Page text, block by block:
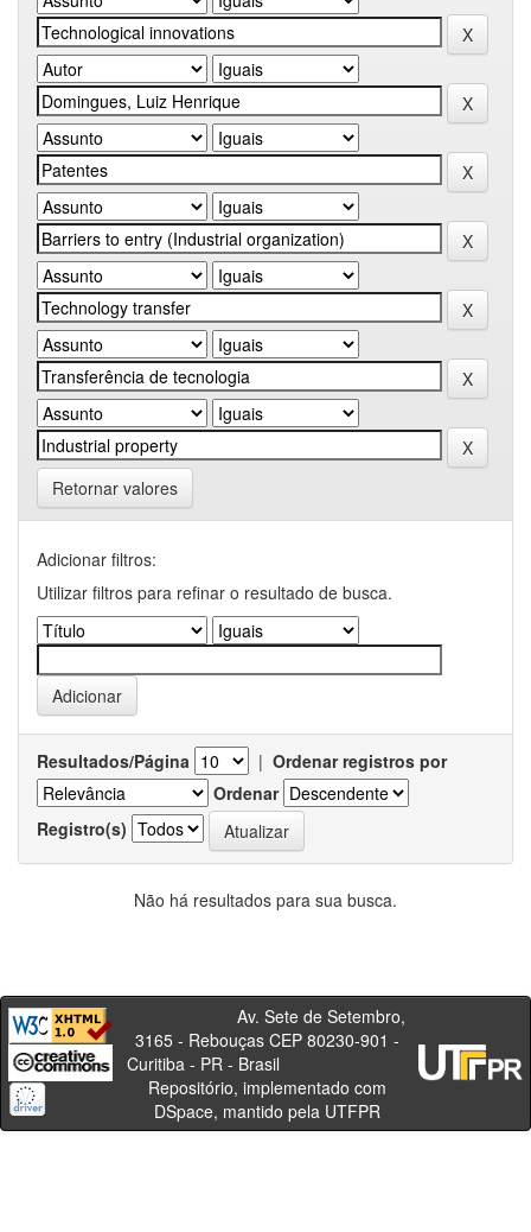
Retornar valores
Adicionar filtros:
Utilizar filtros para refinar o resultado de busca.
Resultados/Página | Ordenar registros por
Ordenar
Registro(s)
Não há resultados para sua busca.
Av. Sete de Setembro,
3165 - Rebouças CEP 80230-901 -
Curitiba - PR - Brasil
Repositório, implementado com
DSpace, mantido pela UTFPR